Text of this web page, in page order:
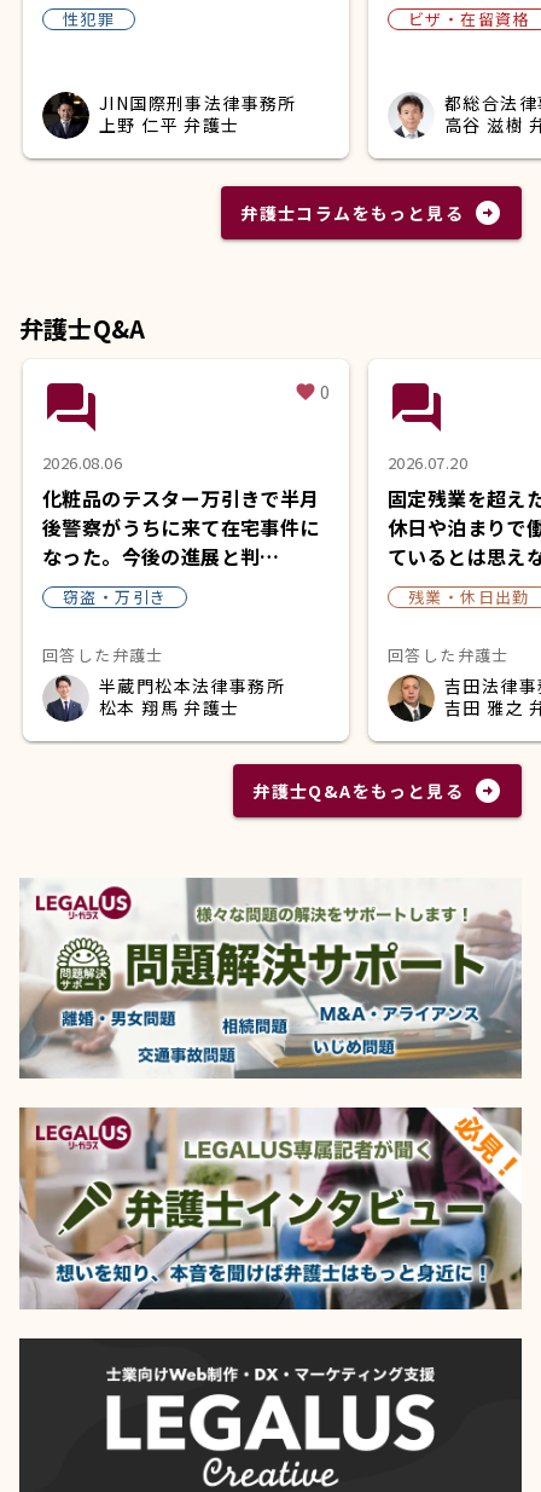
性犯罪
JIN国際刑事法律事務所
上野 仁平 弁護士
ビザ・在留資格
都総合法
高谷 滋樹
弁護士コラムをもっと見る arrow_circle_right
弁護士Q&A
question_answer favorite 0
2026.08.06
化粧品のテスター万引きで半月
後警察がうちに来て在宅事件に
なった。今後の進展と判…
窃盗・万引き
回答した弁護士
半蔵門松本法律事務所
松本 翔馬 弁護士
question_answer
2026.07.20
固定残業を超え
休日や泊まりで
ているとは思え
残業・休日出勤
回答した弁護士
吉田法律
吉田 雅之
弁護士Q&Aをもっと見る arrow_circle_right